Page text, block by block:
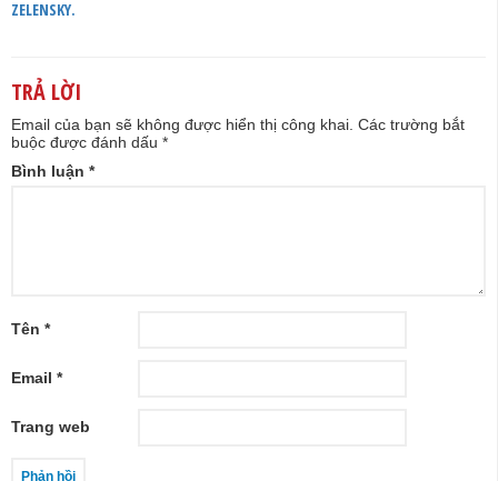
ZELENSKY.
TRẢ LỜI
Email của bạn sẽ không được hiển thị công khai. Các trường bắt
buộc được đánh dấu *
Bình luận *
Tên *
Email *
Trang web